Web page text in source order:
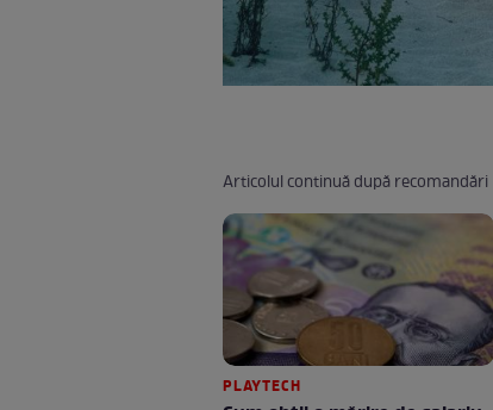
Articolul continuă după recomandări
PLAYTECH